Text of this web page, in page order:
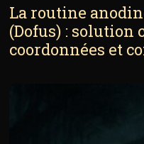
La routine
(Dofus) : solution
coordonnées et